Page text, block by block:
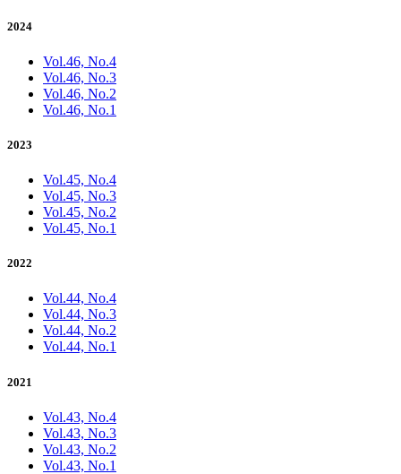
2024
Vol.46, No.4
Vol.46, No.3
Vol.46, No.2
Vol.46, No.1
2023
Vol.45, No.4
Vol.45, No.3
Vol.45, No.2
Vol.45, No.1
2022
Vol.44, No.4
Vol.44, No.3
Vol.44, No.2
Vol.44, No.1
2021
Vol.43, No.4
Vol.43, No.3
Vol.43, No.2
Vol.43, No.1